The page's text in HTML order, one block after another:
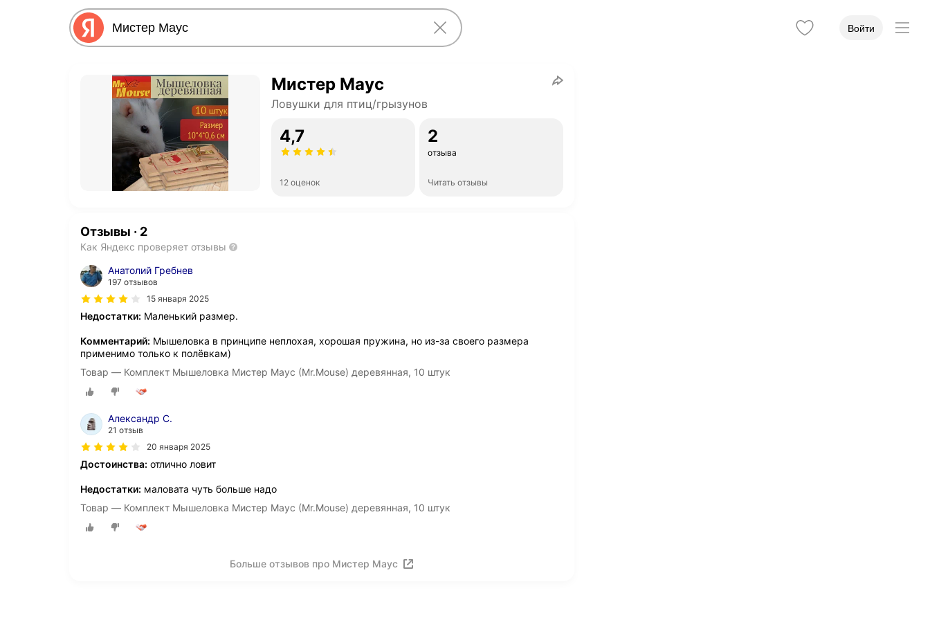
Войти
Мистер Маус
Ловушки для птиц/грызунов
4,7
12 оценок
2
отзыва
Читать отзывы
Отзывы · 2
Как Яндекс проверяет отзывы
Анатолий Гребнев
197 отзывов
15 января 2025
Недостатки: Маленький размер.
Комментарий: Мышеловка в принципе неплохая, хорошая пружина, но из-за своего размера
применимо только к полёвкам)
Товар — Комплект Мышеловка Мистер Маус (Mr.Mouse) деревянная, 10 штук
Aлександр С.
21 отзыв
20 января 2025
Достоинства: отлично ловит
Недостатки: маловата чуть больше надо
Товар — Комплект Мышеловка Мистер Маус (Mr.Mouse) деревянная, 10 штук
Больше отзывов про Мистер Маус